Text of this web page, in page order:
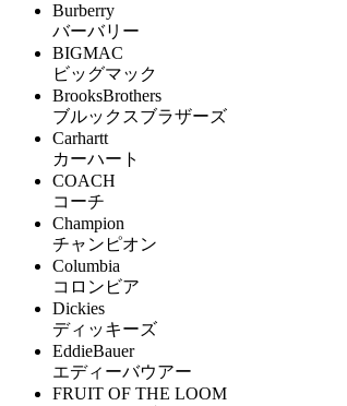
Burberry
バーバリー
BIGMAC
ビッグマック
BrooksBrothers
ブルックスブラザーズ
Carhartt
カーハート
COACH
コーチ
Champion
チャンピオン
Columbia
コロンビア
Dickies
ディッキーズ
EddieBauer
エディーバウアー
FRUIT OF THE LOOM